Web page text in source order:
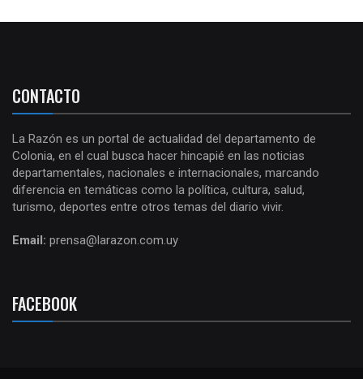
CONTACTO
La Razón es un portal de actualidad del departamento de
Colonia, en el cual busca hacer hincapié en las noticias
departamentales, nacionales e internacionales, marcando
diferencia en temáticas como la política, cultura, salud,
turismo, deportes entre otros temas del diario vivir.
Email: prensa@larazon.com.uy
FACEBOOK